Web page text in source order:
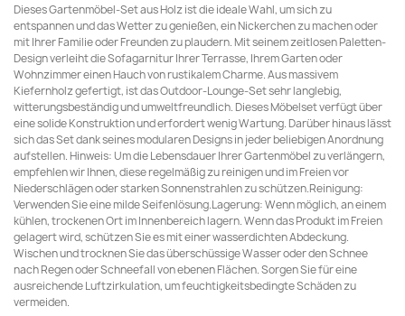
Dieses Gartenmöbel-Set aus Holz ist die ideale Wahl, um sich zu
entspannen und das Wetter zu genießen, ein Nickerchen zu machen oder
mit Ihrer Familie oder Freunden zu plaudern. Mit seinem zeitlosen Paletten-
Design verleiht die Sofagarnitur Ihrer Terrasse, Ihrem Garten oder
Wohnzimmer einen Hauch von rustikalem Charme. Aus massivem
Kiefernholz gefertigt, ist das Outdoor-Lounge-Set sehr langlebig,
witterungsbeständig und umweltfreundlich. Dieses Möbelset verfügt über
eine solide Konstruktion und erfordert wenig Wartung. Darüber hinaus lässt
sich das Set dank seines modularen Designs in jeder beliebigen Anordnung
aufstellen. Hinweis: Um die Lebensdauer Ihrer Gartenmöbel zu verlängern,
empfehlen wir Ihnen, diese regelmäßig zu reinigen und im Freien vor
Niederschlägen oder starken Sonnenstrahlen zu schützen.Reinigung:
Verwenden Sie eine milde Seifenlösung.Lagerung: Wenn möglich, an einem
kühlen, trockenen Ort im Innenbereich lagern. Wenn das Produkt im Freien
gelagert wird, schützen Sie es mit einer wasserdichten Abdeckung.
Wischen und trocknen Sie das überschüssige Wasser oder den Schnee
nach Regen oder Schneefall von ebenen Flächen. Sorgen Sie für eine
ausreichende Luftzirkulation, um feuchtigkeitsbedingte Schäden zu
vermeiden.